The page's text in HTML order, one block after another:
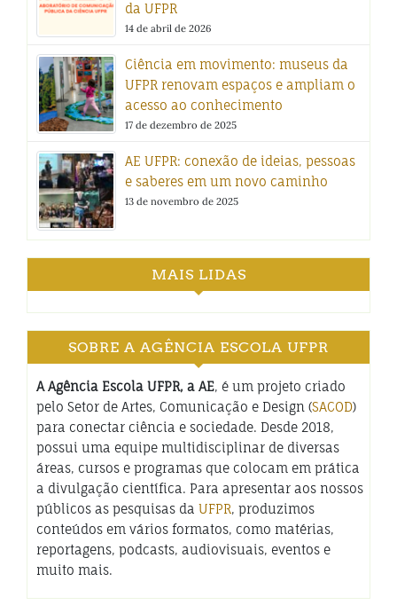
da UFPR
14 de abril de 2026
Ciência em movimento: museus da
UFPR renovam espaços e ampliam o
acesso ao conhecimento
17 de dezembro de 2025
AE UFPR: conexão de ideias, pessoas
e saberes em um novo caminho
13 de novembro de 2025
MAIS LIDAS
SOBRE A AGÊNCIA ESCOLA UFPR
A Agência Escola UFPR, a AE, é um projeto criado
pelo Setor de Artes, Comunicação e Design (SACOD)
para conectar ciência e sociedade. Desde 2018,
possui uma equipe multidisciplinar de diversas
áreas, cursos e programas que colocam em prática
a divulgação científica. Para apresentar aos nossos
públicos as pesquisas da UFPR, produzimos
conteúdos em vários formatos, como matérias,
reportagens, podcasts, audiovisuais, eventos e
muito mais.